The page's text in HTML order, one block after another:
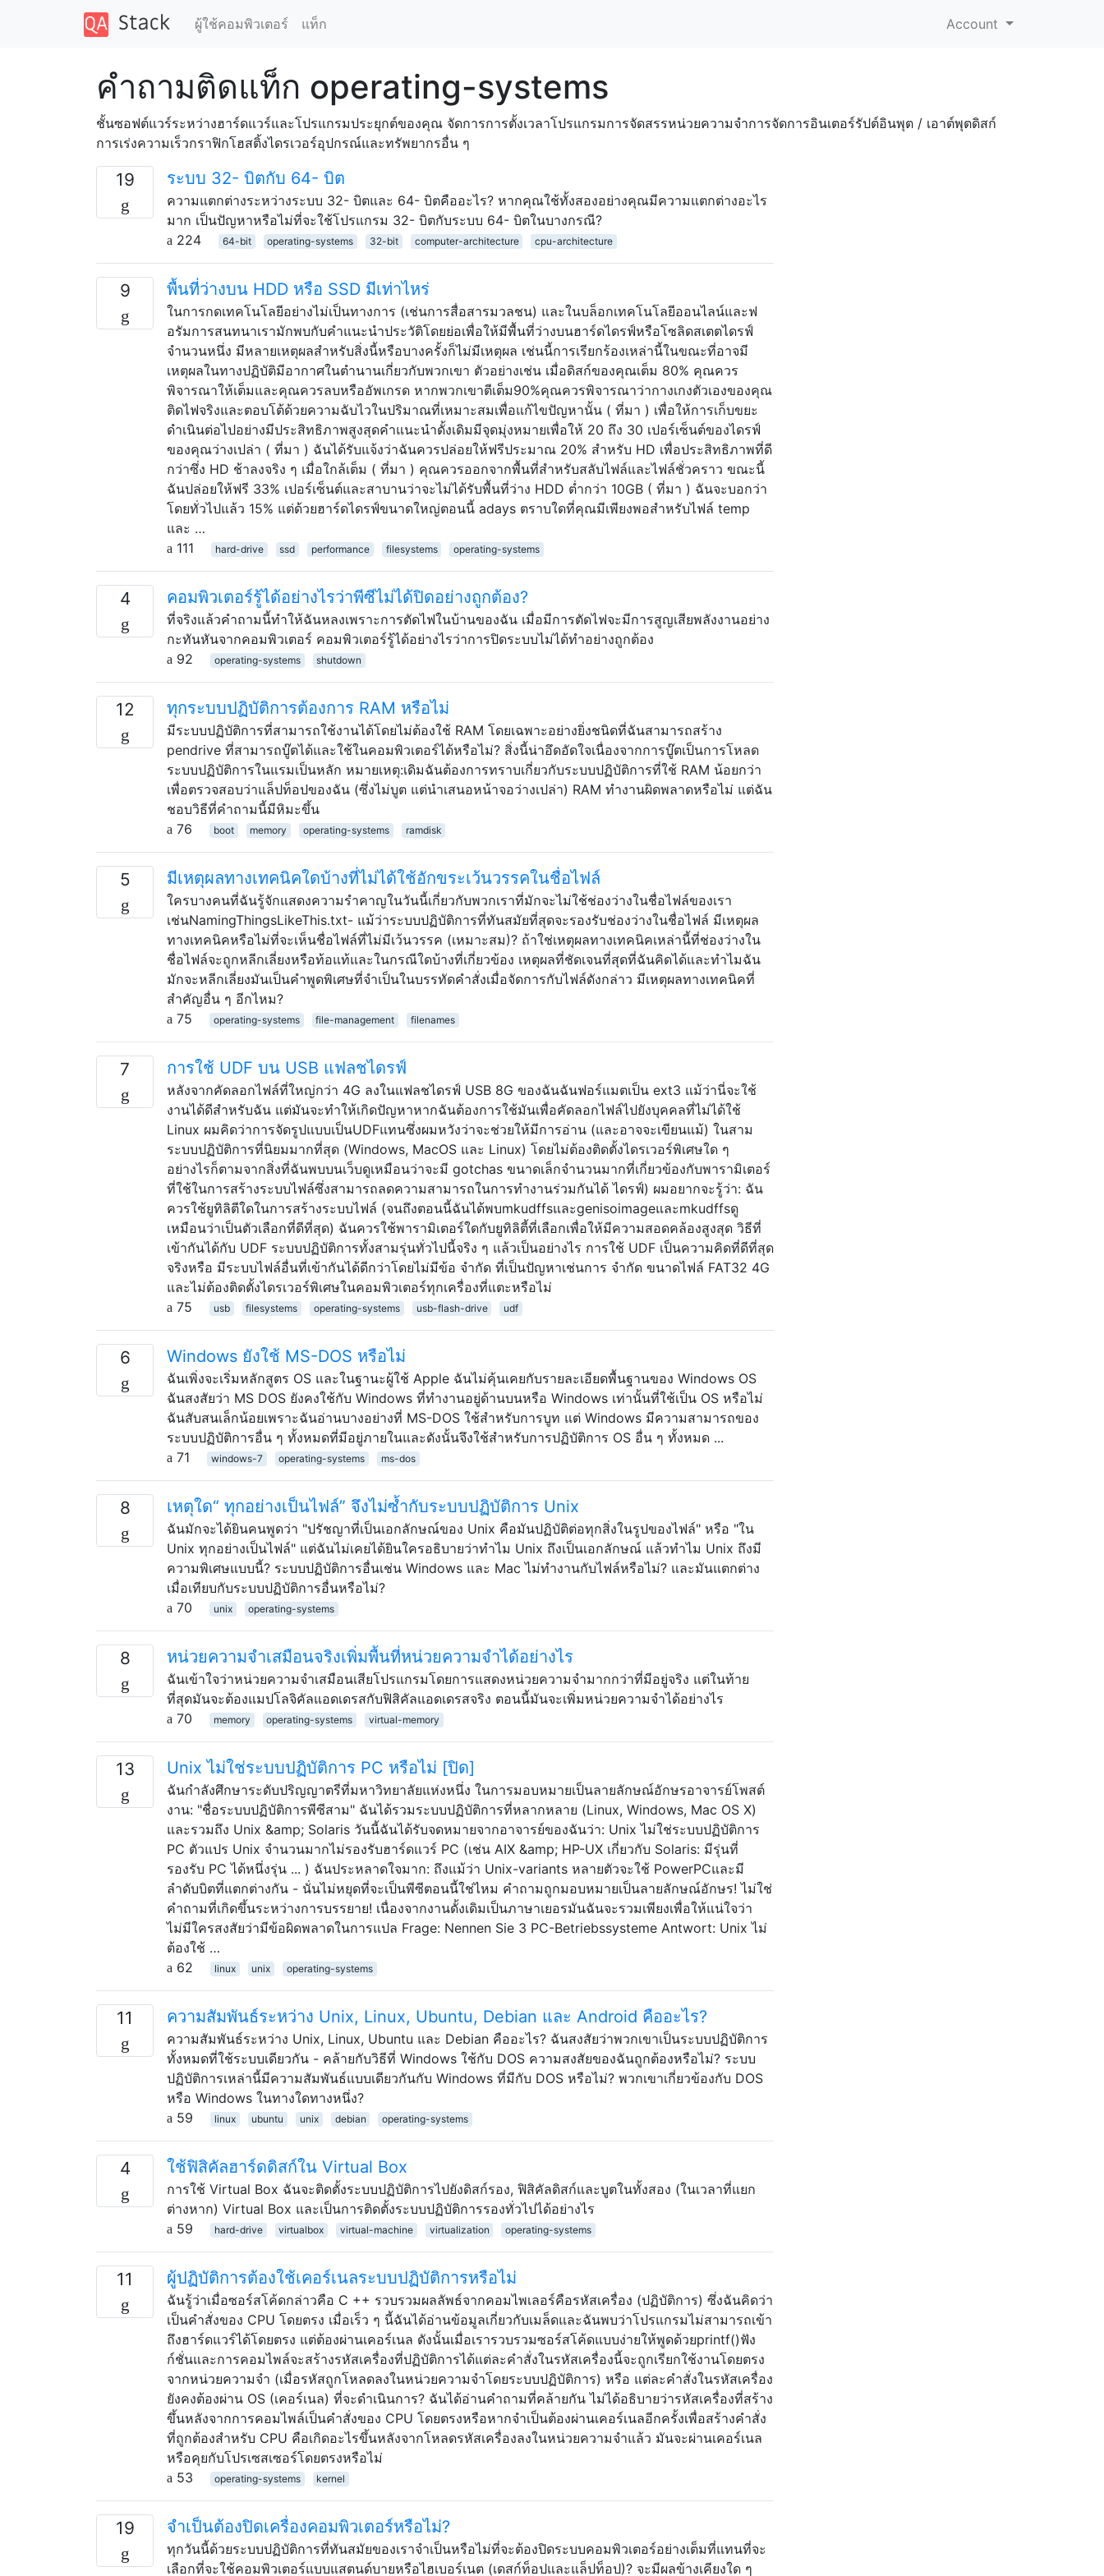
ผู้ใช้คอมพิวเตอร์ แท็ก Account
คำถามติดแท็ก operating-systems
ชั้นซอฟต์แวร์ระหว่างฮาร์ดแวร์และโปรแกรมประยุกต์ของคุณ จัดการการตั้งเวลาโปรแกรมการจัดสรรหน่วยความจำการจัดการอินเตอร์รัปต์อินพุต / เอาต์พุตดิสก์
การเร่งความเร็วกราฟิกโฮสติ้งไดรเวอร์อุปกรณ์และทรัพยากรอื่น ๆ
19 ระบบ 32- บิตกับ 64- บิต
ความแตกต่างระหว่างระบบ 32- บิตและ 64- บิตคืออะไร? หากคุณใช้ทั้งสองอย่างคุณมีความแตกต่างอะไร
มาก เป็นปัญหาหรือไม่ที่จะใช้โปรแกรม 32- บิตกับระบบ 64- บิตในบางกรณี?
224
64-bit operating-systems 32-bit computer-architecture cpu-architecture
9 พื้นที่ว่างบน HDD หรือ SSD มีเท่าไหร่
ในการกดเทคโนโลยีอย่างไม่เป็นทางการ (เช่นการสื่อสารมวลชน) และในบล็อกเทคโนโลยีออนไลน์และฟ
อรัมการสนทนาเรามักพบกับคำแนะนำประวัติโดยย่อเพื่อให้มีพื้นที่ว่างบนฮาร์ดไดรฟ์หรือโซลิดสเตตไดรฟ์
จำนวนหนึ่ง มีหลายเหตุผลสำหรับสิ่งนี้หรือบางครั้งก็ไม่มีเหตุผล เช่นนี้การเรียกร้องเหล่านี้ในขณะที่อาจมี
เหตุผลในทางปฏิบัติมีอากาศในตำนานเกี่ยวกับพวกเขา ตัวอย่างเช่น เมื่อดิสก์ของคุณเต็ม 80% คุณควร
พิจารณาให้เต็มและคุณควรลบหรืออัพเกรด หากพวกเขาตีเต็ม90%คุณควรพิจารณาว่ากางเกงตัวเองของคุณ
ติดไฟจริงและตอบโต้ด้วยความฉับไวในปริมาณที่เหมาะสมเพื่อแก้ไขปัญหานั้น ( ที่มา ) เพื่อให้การเก็บขยะ
ดำเนินต่อไปอย่างมีประสิทธิภาพสูงสุดคำแนะนำดั้งเดิมมีจุดมุ่งหมายเพื่อให้ 20 ถึง 30 เปอร์เซ็นต์ของไดรฟ์
ของคุณว่างเปล่า ( ที่มา ) ฉันได้รับแจ้งว่าฉันควรปล่อยให้ฟรีประมาณ 20% สำหรับ HD เพื่อประสิทธิภาพที่ดี
กว่าซึ่ง HD ช้าลงจริง ๆ เมื่อใกล้เต็ม ( ที่มา ) คุณควรออกจากพื้นที่สำหรับสลับไฟล์และไฟล์ชั่วคราว ขณะนี้
ฉันปล่อยให้ฟรี 33% เปอร์เซ็นต์และสาบานว่าจะไม่ได้รับพื้นที่ว่าง HDD ต่ำกว่า 10GB ( ที่มา ) ฉันจะบอกว่า
โดยทั่วไปแล้ว 15% แต่ด้วยฮาร์ดไดรฟ์ขนาดใหญ่ตอนนี้ adays ตราบใดที่คุณมีเพียงพอสำหรับไฟล์ temp
และ …
111
hard-drive ssd performance filesystems operating-systems
4 คอมพิวเตอร์รู้ได้อย่างไรว่าพีซีไม่ได้ปิดอย่างถูกต้อง?
ที่จริงแล้วคำถามนี้ทำให้ฉันหลงเพราะการตัดไฟในบ้านของฉัน เมื่อมีการตัดไฟจะมีการสูญเสียพลังงานอย่าง
กะทันหันจากคอมพิวเตอร์ คอมพิวเตอร์รู้ได้อย่างไรว่าการปิดระบบไม่ได้ทำอย่างถูกต้อง
92
operating-systems shutdown
12 ทุกระบบปฏิบัติการต้องการ RAM หรือไม่
มีระบบปฏิบัติการที่สามารถใช้งานได้โดยไม่ต้องใช้ RAM โดยเฉพาะอย่างยิ่งชนิดที่ฉันสามารถสร้าง
pendrive ที่สามารถบู๊ตได้และใช้ในคอมพิวเตอร์ได้หรือไม่? สิ่งนี้น่าอึดอัดใจเนื่องจากการบู๊ตเป็นการโหลด
ระบบปฏิบัติการในแรมเป็นหลัก หมายเหตุ:เดิมฉันต้องการทราบเกี่ยวกับระบบปฏิบัติการที่ใช้ RAM น้อยกว่า
เพื่อตรวจสอบว่าแล็ปท็อปของฉัน (ซึ่งไม่บูต แต่นำเสนอหน้าจอว่างเปล่า) RAM ทำงานผิดพลาดหรือไม่ แต่ฉัน
ชอบวิธีที่คำถามนี้มีหิมะขึ้น
76
boot memory operating-systems ramdisk
5 มีเหตุผลทางเทคนิคใดบ้างที่ไม่ได้ใช้อักขระเว้นวรรคในชื่อไฟล์
ใครบางคนที่ฉันรู้จักแสดงความรำคาญในวันนี้เกี่ยวกับพวกเราที่มักจะไม่ใช้ช่องว่างในชื่อไฟล์ของเรา
เช่นNamingThingsLikeThis.txt- แม้ว่าระบบปฏิบัติการที่ทันสมัยที่สุดจะรองรับช่องว่างในชื่อไฟล์ มีเหตุผล
ทางเทคนิคหรือไม่ที่จะเห็นชื่อไฟล์ที่ไม่มีเว้นวรรค (เหมาะสม)? ถ้าใช่เหตุผลทางเทคนิคเหล่านี้ที่ช่องว่างใน
ชื่อไฟล์จะถูกหลีกเลี่ยงหรือท้อแท้และในกรณีใดบ้างที่เกี่ยวข้อง เหตุผลที่ชัดเจนที่สุดที่ฉันคิดได้และทำไมฉัน
มักจะหลีกเลี่ยงมันเป็นคำพูดพิเศษที่จำเป็นในบรรทัดคำสั่งเมื่อจัดการกับไฟล์ดังกล่าว มีเหตุผลทางเทคนิคที่
สำคัญอื่น ๆ อีกไหม?
75
operating-systems file-management filenames
7 การใช้ UDF บน USB แฟลชไดรฟ์
หลังจากคัดลอกไฟล์ที่ใหญ่กว่า 4G ลงในแฟลชไดรฟ์ USB 8G ของฉันฉันฟอร์แมตเป็น ext3 แม้ว่านี่จะใช้
งานได้ดีสำหรับฉัน แต่มันจะทำให้เกิดปัญหาหากฉันต้องการใช้มันเพื่อคัดลอกไฟล์ไปยังบุคคลที่ไม่ได้ใช้
Linux ผมคิดว่าการจัดรูปแบบเป็นUDFแทนซึ่งผมหวังว่าจะช่วยให้มีการอ่าน (และอาจจะเขียนแม้) ในสาม
ระบบปฏิบัติการที่นิยมมากที่สุด (Windows, MacOS และ Linux) โดยไม่ต้องติดตั้งไดรเวอร์พิเศษใด ๆ
อย่างไรก็ตามจากสิ่งที่ฉันพบบนเว็บดูเหมือนว่าจะมี gotchas ขนาดเล็กจำนวนมากที่เกี่ยวข้องกับพารามิเตอร์
ที่ใช้ในการสร้างระบบไฟล์ซึ่งสามารถลดความสามารถในการทำงานร่วมกันได้ ไดรฟ์) ผมอยากจะรู้ว่า: ฉัน
ควรใช้ยูทิลิตีใดในการสร้างระบบไฟล์ (จนถึงตอนนี้ฉันได้พบmkudffsและgenisoimageและmkudffsดู
เหมือนว่าเป็นตัวเลือกที่ดีที่สุด) ฉันควรใช้พารามิเตอร์ใดกับยูทิลิตี้ที่เลือกเพื่อให้มีความสอดคล้องสูงสุด วิธีที่
เข้ากันได้กับ UDF ระบบปฏิบัติการทั้งสามรุ่นทั่วไปนี้จริง ๆ แล้วเป็นอย่างไร การใช้ UDF เป็นความคิดที่ดีที่สุด
จริงหรือ มีระบบไฟล์อื่นที่เข้ากันได้ดีกว่าโดยไม่มีข้อ จำกัด ที่เป็นปัญหาเช่นการ จำกัด ขนาดไฟล์ FAT32 4G
และไม่ต้องติดตั้งไดรเวอร์พิเศษในคอมพิวเตอร์ทุกเครื่องที่แตะหรือไม่
75
usb filesystems operating-systems usb-flash-drive udf
6 Windows ยังใช้ MS-DOS หรือไม่
ฉันเพิ่งจะเริ่มหลักสูตร OS และในฐานะผู้ใช้ Apple ฉันไม่คุ้นเคยกับรายละเอียดพื้นฐานของ Windows OS
ฉันสงสัยว่า MS DOS ยังคงใช้กับ Windows ที่ทำงานอยู่ด้านบนหรือ Windows เท่านั้นที่ใช้เป็น OS หรือไม่
ฉันสับสนเล็กน้อยเพราะฉันอ่านบางอย่างที่ MS-DOS ใช้สำหรับการบูท แต่ Windows มีความสามารถของ
ระบบปฏิบัติการอื่น ๆ ทั้งหมดที่มีอยู่ภายในและดังนั้นจึงใช้สำหรับการปฏิบัติการ OS อื่น ๆ ทั้งหมด ...
71
windows-7 operating-systems ms-dos
8 เหตุใด“ ทุกอย่างเป็นไฟล์” จึงไม่ซ้ำกับระบบปฏิบัติการ Unix
ฉันมักจะได้ยินคนพูดว่า "ปรัชญาที่เป็นเอกลักษณ์ของ Unix คือมันปฏิบัติต่อทุกสิ่งในรูปของไฟล์" หรือ "ใน
Unix ทุกอย่างเป็นไฟล์" แต่ฉันไม่เคยได้ยินใครอธิบายว่าทำไม Unix ถึงเป็นเอกลักษณ์ แล้วทำไม Unix ถึงมี
ความพิเศษแบบนี้? ระบบปฏิบัติการอื่นเช่น Windows และ Mac ไม่ทำงานกับไฟล์หรือไม่? และมันแตกต่าง
เมื่อเทียบกับระบบปฏิบัติการอื่นหรือไม่?
70
unix operating-systems
8 หน่วยความจำเสมือนจริงเพิ่มพื้นที่หน่วยความจำได้อย่างไร
ฉันเข้าใจว่าหน่วยความจำเสมือนเสียโปรแกรมโดยการแสดงหน่วยความจำมากกว่าที่มีอยู่จริง แต่ในท้าย
ที่สุดมันจะต้องแมปโลจิคัลแอดเดรสกับฟิสิคัลแอดเดรสจริง ตอนนี้มันจะเพิ่มหน่วยความจำได้อย่างไร
70
memory operating-systems virtual-memory
13 Unix ไม่ใช่ระบบปฏิบัติการ PC หรือไม่ [ปิด]
ฉันกำลังศึกษาระดับปริญญาตรีที่มหาวิทยาลัยแห่งหนึ่ง ในการมอบหมายเป็นลายลักษณ์อักษรอาจารย์โพสต์
งาน: "ชื่อระบบปฏิบัติการพีซีสาม" ฉันได้รวมระบบปฏิบัติการที่หลากหลาย (Linux, Windows, Mac OS X)
และรวมถึง Unix &amp; Solaris วันนี้ฉันได้รับจดหมายจากอาจารย์ของฉันว่า: Unix ไม่ใช่ระบบปฏิบัติการ
PC ตัวแปร Unix จำนวนมากไม่รองรับฮาร์ดแวร์ PC (เช่น AIX &amp; HP-UX เกี่ยวกับ Solaris: มีรุ่นที่
รองรับ PC ได้หนึ่งรุ่น ... ) ฉันประหลาดใจมาก: ถึงแม้ว่า Unix-variants หลายตัวจะใช้ PowerPCและมี
ลำดับบิตที่แตกต่างกัน - นั่นไม่หยุดที่จะเป็นพีซีตอนนี้ใช่ไหม คำถามถูกมอบหมายเป็นลายลักษณ์อักษร! ไม่ใช่
คำถามที่เกิดขึ้นระหว่างการบรรยาย! เนื่องจากงานดั้งเดิมเป็นภาษาเยอรมันฉันจะรวมเพียงเพื่อให้แน่ใจว่า
ไม่มีใครสงสัยว่ามีข้อผิดพลาดในการแปล Frage: Nennen Sie 3 PC-Betriebssysteme Antwort: Unix ไม่
ต้องใช้ …
62
linux unix operating-systems
11 ความสัมพันธ์ระหว่าง Unix, Linux, Ubuntu, Debian และ Android คืออะไร?
ความสัมพันธ์ระหว่าง Unix, Linux, Ubuntu และ Debian คืออะไร? ฉันสงสัยว่าพวกเขาเป็นระบบปฏิบัติการ
ทั้งหมดที่ใช้ระบบเดียวกัน - คล้ายกับวิธีที่ Windows ใช้กับ DOS ความสงสัยของฉันถูกต้องหรือไม่? ระบบ
ปฏิบัติการเหล่านี้มีความสัมพันธ์แบบเดียวกันกับ Windows ที่มีกับ DOS หรือไม่? พวกเขาเกี่ยวข้องกับ DOS
หรือ Windows ในทางใดทางหนึ่ง?
59
linux ubuntu unix debian operating-systems
4 ใช้ฟิสิคัลฮาร์ดดิสก์ใน Virtual Box
การใช้ Virtual Box ฉันจะติดตั้งระบบปฏิบัติการไปยังดิสก์รอง, ฟิสิคัลดิสก์และบูตในทั้งสอง (ในเวลาที่แยก
ต่างหาก) Virtual Box และเป็นการติดตั้งระบบปฏิบัติการรองทั่วไปได้อย่างไร
59
hard-drive virtualbox virtual-machine virtualization operating-systems
11 ผู้ปฏิบัติการต้องใช้เคอร์เนลระบบปฏิบัติการหรือไม่
ฉันรู้ว่าเมื่อซอร์สโค้ดกล่าวคือ C ++ รวบรวมผลลัพธ์จากคอมไพเลอร์คือรหัสเครื่อง (ปฏิบัติการ) ซึ่งฉันคิดว่า
เป็นคำสั่งของ CPU โดยตรง เมื่อเร็ว ๆ นี้ฉันได้อ่านข้อมูลเกี่ยวกับเมล็ดและฉันพบว่าโปรแกรมไม่สามารถเข้า
ถึงฮาร์ดแวร์ได้โดยตรง แต่ต้องผ่านเคอร์เนล ดังนั้นเมื่อเรารวบรวมซอร์สโค้ดแบบง่ายให้พูดด้วยprintf()ฟัง
ก์ชั่นและการคอมไพล์จะสร้างรหัสเครื่องที่ปฏิบัติการได้แต่ละคำสั่งในรหัสเครื่องนี้จะถูกเรียกใช้งานโดยตรง
จากหน่วยความจำ (เมื่อรหัสถูกโหลดลงในหน่วยความจำโดยระบบปฏิบัติการ) หรือ แต่ละคำสั่งในรหัสเครื่อง
ยังคงต้องผ่าน OS (เคอร์เนล) ที่จะดำเนินการ? ฉันได้อ่านคำถามที่คล้ายกัน ไม่ได้อธิบายว่ารหัสเครื่องที่สร้าง
ขึ้นหลังจากการคอมไพล์เป็นคำสั่งของ CPU โดยตรงหรือหากจำเป็นต้องผ่านเคอร์เนลอีกครั้งเพื่อสร้างคำสั่ง
ที่ถูกต้องสำหรับ CPU คือเกิดอะไรขึ้นหลังจากโหลดรหัสเครื่องลงในหน่วยความจำแล้ว มันจะผ่านเคอร์เนล
หรือคุยกับโปรเซสเซอร์โดยตรงหรือไม่
53
operating-systems kernel
19 จำเป็นต้องปิดเครื่องคอมพิวเตอร์หรือไม่?
ทุกวันนี้ด้วยระบบปฏิบัติการที่ทันสมัยของเราจำเป็นหรือไม่ที่จะต้องปิดระบบคอมพิวเตอร์อย่างเต็มที่แทนที่จะ
เลือกที่จะใช้คอมพิวเตอร์แบบแสตนด์บายหรือไฮเบอร์เนต (เดสก์ท็อปและแล็ปท็อป)? จะมีผลข้างเคียงใด ๆ